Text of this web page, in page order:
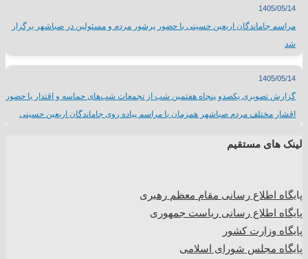
1405/05/14
مراسم جاماندگان اربعین حسینی با حضور پرشور مردم و مسئولین در صباشهر برگزار
شد
1405/05/14
گزارش تصویری یکصدو پنجاه هفتمین شب از تجمعات شب‌های حماسه و اقتدار با حضور
اقشار مختلف مردم صباشهر همزمان با مراسم پیاده روی جاماندگان اربعین حسینی
لینک های مستقیم
پایگاه اطلاع رسانی مقام معظم رهبری
پایگاه اطلاع رسانی ریاست جمهوری
پایگاه وزارت کشور
پایگاه مجلس شورای اسلامی